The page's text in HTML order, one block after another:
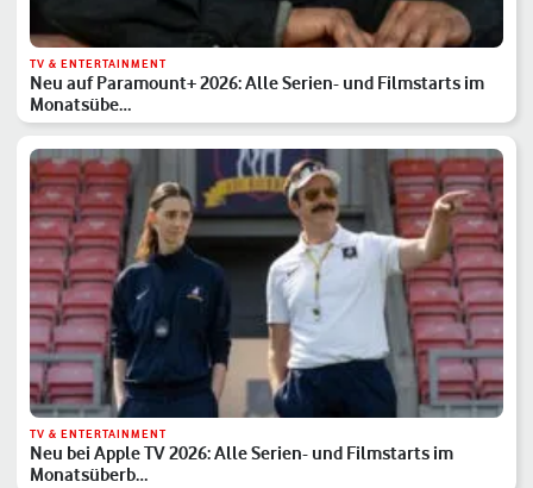
TV & ENTERTAINMENT
Neu auf Paramount+ 2026: Alle Serien- und Filmstarts im
Monatsübe…
TV & ENTERTAINMENT
Neu bei Apple TV 2026: Alle Serien- und Filmstarts im
Monatsüberb…